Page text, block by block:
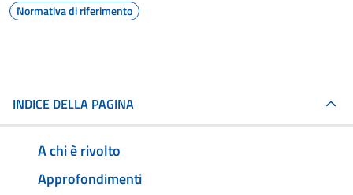
Normativa di riferimento
INDICE DELLA PAGINA
A chi è rivolto
Approfondimenti